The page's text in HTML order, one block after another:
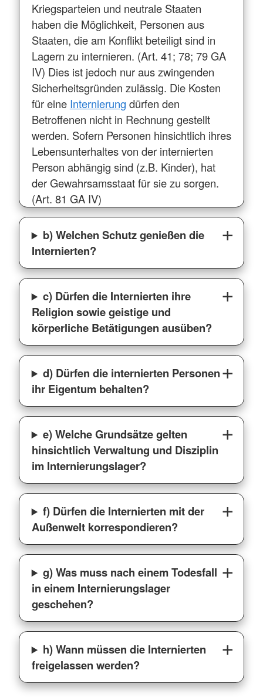
Kriegsparteien und neutrale Staaten
haben die Möglichkeit, Personen aus
Staaten, die am Konflikt beteiligt sind in
Lagern zu internieren. (Art. 41; 78; 79 GA
IV) Dies ist jedoch nur aus zwingenden
Sicherheitsgründen zulässig. Die Kosten
für eine Internierung dürfen den
Betroffenen nicht in Rechnung gestellt
werden. Sofern Personen hinsichtlich ihres
Lebensunterhaltes von der internierten
Person abhängig sind (z.B. Kinder), hat
der Gewahrsamsstaat für sie zu sorgen.
(Art. 81 GA IV)
b) Welchen Schutz genießen die
Internierten?
c) Dürfen die Internierten ihre
Religion sowie geistige und
körperliche Betätigungen ausüben?
d) Dürfen die internierten Personen
ihr Eigentum behalten?
e) Welche Grundsätze gelten
hinsichtlich Verwaltung und Disziplin
im Internierungslager?
f) Dürfen die Internierten mit der
Außenwelt korrespondieren?
g) Was muss nach einem Todesfall
in einem Internierungslager
geschehen?
h) Wann müssen die Internierten
freigelassen werden?